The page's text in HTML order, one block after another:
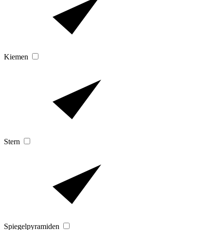
Kiemen
Stern
Spiegelpyramiden